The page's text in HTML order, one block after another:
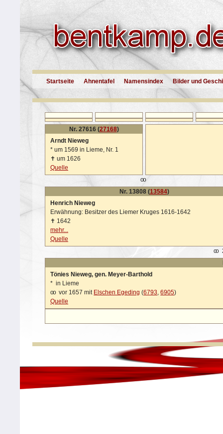
Startseite Ahnentafel Namensindex Bilder und
Nr. 27616 (27168)
Arndt Nieweg
* um 1569 in Lieme, Nr. 1
✝ um 1626
Quelle
oo
Nr. 13808 (13584)
Henrich Nieweg
Erwähnung: Besitzer des Liemer Kruges 1616-1642
✝ 1642
mehr...
Quelle
oo
Tönies Nieweg, gen. Meyer-Barthold
* in Lieme
oo vor 1657 mit Elschen Egeding (6793,6905)
Quelle